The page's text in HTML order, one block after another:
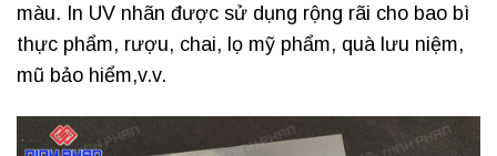
màu. In UV nhãn được sử dụng rộng rãi cho bao bì
thực phẩm, rượu, chai, lọ mỹ phẩm, quà lưu niệm,
mũ bảo hiểm,v.v.